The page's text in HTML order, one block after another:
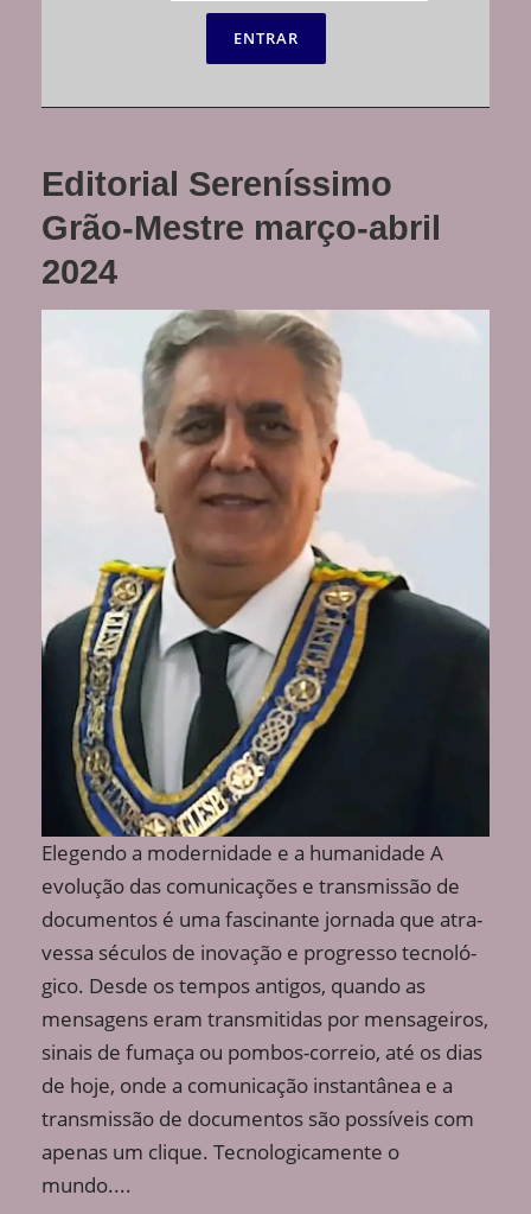
Editorial Sereníssimo
Grão-Mestre março-abril
2024
Elegendo a modernidade e a humanidade A
evolução das comunicações e transmissão de
documentos é uma fascinante jornada que atra­
vessa séculos de inovação e progresso tecnoló­
gico. Desde os tempos antigos, quando as
mensagens eram transmitidas por mensageiros,
sinais de fumaça ou pombos-correio, até os dias
de hoje, onde a comu­nicação instantânea e a
transmissão de documentos são possíveis com
apenas um clique. Tecnologicamente o
mundo....